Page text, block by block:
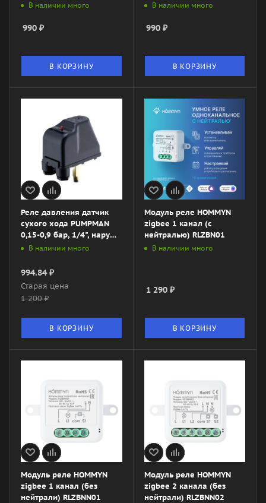
В наличии много
990 ₽
В КОРЗИНУ
В наличии много
990₽
В КОРЗИНУ
Реле давления датчик
сухого хода PUMPMAN
0,15-0,9 бар, 1/4", наруж.,
Арт. TPS9A
В наличии много
994.84₽
Старая цена
1 200₽
В КОРЗИНУ
Модуль реле HOMMYN
zigbee 1 канал (с
нейтралью) RLZBN01
В наличии много
1 290₽
В КОРЗИНУ
Модуль реле HOMMYN
zigbee 1 канал (без
нейтрали) RLZBNN01
Модуль реле HOMMYN
zigbee 2 канала (без
нейтрали) RLZBNN02